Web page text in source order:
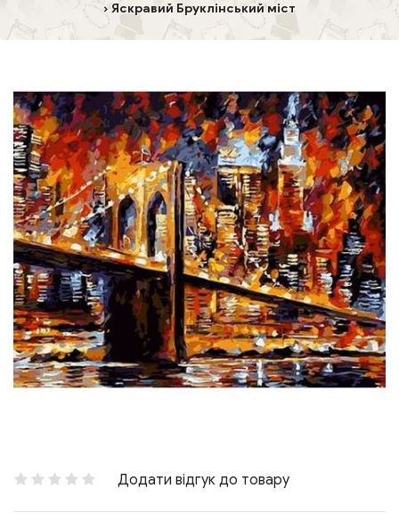
Яскравий Бруклінський міст
Додати відгук до товару